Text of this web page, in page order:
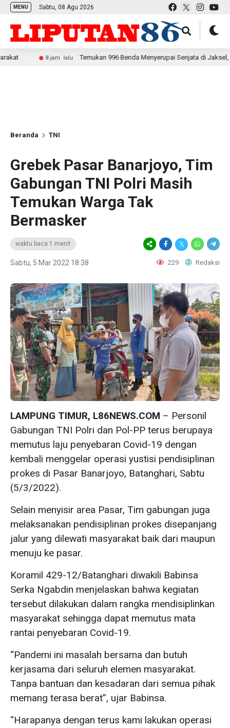
MENU Sabtu, 08 Agu 2026
8 jam lalu Temukan 996 Benda Menyerupai Senjata di Jaksel, Polda
Beranda TNI
Grebek Pasar Banarjoyo, Tim
Gabungan TNI Polri Masih
Temukan Warga Tak
Bermasker
waktu baca 1 menit
Sabtu, 5 Mar 2022 18:38 229 Redaksi
LAMPUNG TIMUR, L86NEWS.COM – Personil
Gabungan TNI Polri dan Pol-PP terus berupaya
memutus laju penyebaran Covid-19 dengan
kembali menggelar operasi yustisi pendisiplinan
prokes di Pasar Banarjoyo, Batanghari, Sabtu
(5/3/2022).
Selain menyisir area Pasar, Tim gabungan juga
melaksanakan pendisiplinan prokes disepanjang
jalur yang dilewati masyarakat baik dari maupun
menuju ke pasar.
Koramil 429-12/Batanghari diwakili Babinsa
Serka Ngabdin menjelaskan bahwa kegiatan
tersebut dilakukan dalam rangka mendisiplinkan
masyarakat sehingga dapat memutus mata
rantai penyebaran Covid-19.
“Pandemi ini masalah bersama dan butuh
kerjasama dari seluruh elemen masyarakat.
Tanpa bantuan dan kesadaran dari semua pihak
memang terasa berat”, ujar Babinsa.
“Harapanya dengan terus kami lakukan operasi